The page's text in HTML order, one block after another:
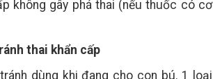
không gây phá thai (nếu thuốc có cơ
thai khẩn cấp
dùng khi đang cho con bú. 1 loại